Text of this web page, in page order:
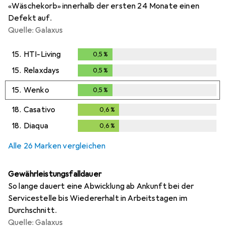
«Wäschekorb» innerhalb der ersten 24 Monate einen
Defekt auf.
Quelle: Galaxus
15. HTI-Living 0,5 %
15. Relaxdays 0,5 %
15. Wenko 0,5 %
18. Casativo 0,6 %
18. Diaqua 0,6 %
Alle 26 Marken vergleichen
Gewährleistungsfalldauer
So lange dauert eine Abwicklung ab Ankunft bei der
Servicestelle bis Wiedererhalt in Arbeitstagen im
Durchschnitt.
Quelle: Galaxus